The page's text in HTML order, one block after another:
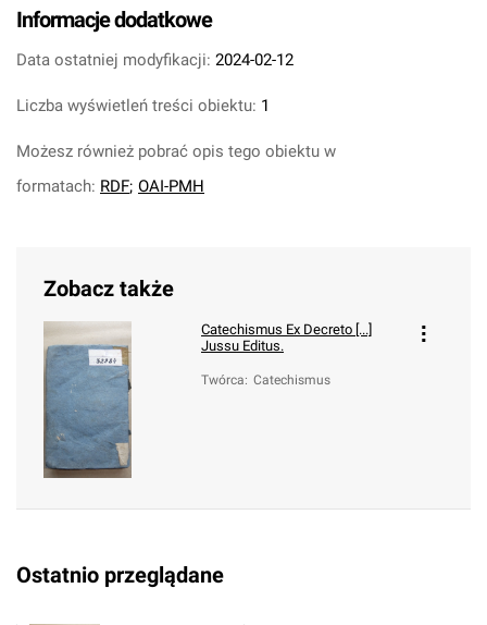
Informacje dodatkowe
Data ostatniej modyfikacji: 2024-02-12
Liczba wyświetleń treści obiektu: 1
Możesz również pobrać opis tego obiektu w
formatach: RDF; OAI-PMH
Zobacz także
Catechismus Ex Decreto [...]
Jussu Editus.
Twórca: Catechismus
Ostatnio przeglądane